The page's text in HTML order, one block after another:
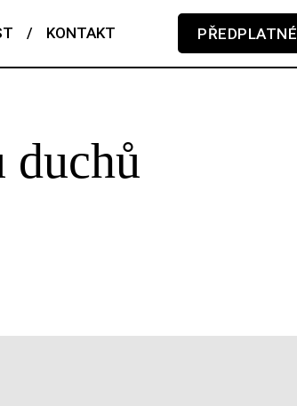
/ KONTAKT PŘEDPLATNÉ
duchů